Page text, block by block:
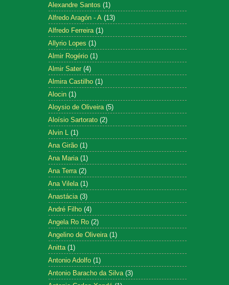
Alexandre Santos (1)
Alfredo Aragón - A (13)
Alfredo Ferreira (1)
Allyrio Lopes (1)
Almir Rogério (1)
Almir Sater (4)
Almira Castilho (1)
Alocin (1)
Aloysio de Oliveira (5)
Aloísio Sartorato (2)
Alvin L (1)
Ana Girão (1)
Ana Maria (1)
Ana Terra (2)
Ana Vilela (1)
Anastácia (3)
André Filho (4)
Angela Ro Ro (2)
Angelino de Oliveira (1)
Anitta (1)
Antonio Adolfo (1)
Antonio Baracho da Silva (3)